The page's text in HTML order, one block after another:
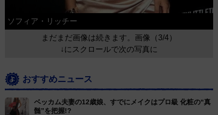
ソフィア・リッチー
まだまだ画像は続きます。画像（3/4）
↓にスクロールで次の写真に
おすすめニュース
ベッカム夫妻の12歳娘、すでにメイクはプロ級 化粧の“真
髄”を把握!?